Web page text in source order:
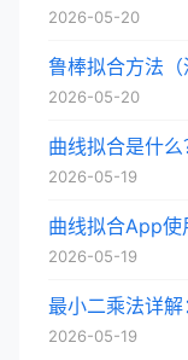
2026-05-20
鲁棒拟合方法（
2026-05-20
曲线拟合是什
2026-05-19
曲线拟合App
2026-05-19
最小二乘法详
2026-05-19